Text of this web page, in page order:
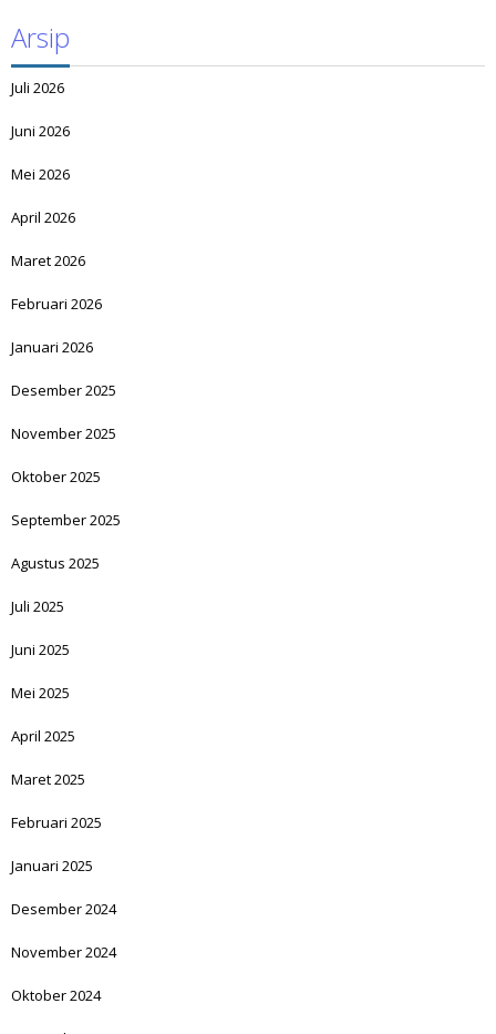
Arsip
Juli 2026
Juni 2026
Mei 2026
April 2026
Maret 2026
Februari 2026
Januari 2026
Desember 2025
November 2025
Oktober 2025
September 2025
Agustus 2025
Juli 2025
Juni 2025
Mei 2025
April 2025
Maret 2025
Februari 2025
Januari 2025
Desember 2024
November 2024
Oktober 2024